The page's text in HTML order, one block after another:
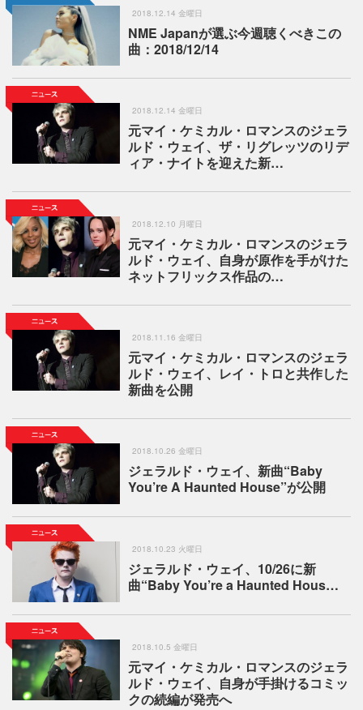
2018.12.14 金曜日
NME Japanが選ぶ今週聴くべきこの
曲：2018/12/14
2018.12.14 金曜日
元マイ・ケミカル・ロマンスのジェラ
ルド・ウェイ、ザ・リグレッツのリデ
ィア・ナイトを迎えた新…
2018.12.10 月曜日
元マイ・ケミカル・ロマンスのジェラ
ルド・ウェイ、自身が原作を手がけた
ネットフリックス作品の…
2018.11.16 金曜日
元マイ・ケミカル・ロマンスのジェラ
ルド・ウェイ、レイ・トロと共作した
新曲を公開
2018.10.26 金曜日
ジェラルド・ウェイ、新曲“Baby
You’re A Haunted House”が公開
2018.10.23 火曜日
ジェラルド・ウェイ、10/26に新
曲“Baby You’re a Haunted Hous…
2018.10.5 金曜日
元マイ・ケミカル・ロマンスのジェラ
ルド・ウェイ、自身が手掛けるコミッ
クの続編が発売へ